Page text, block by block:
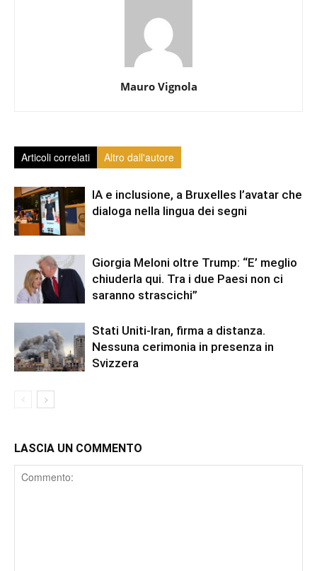
Mauro Vignola
Articoli correlati Altro dall'autore
IA e inclusione, a Bruxelles l’avatar che
dialoga nella lingua dei segni
Giorgia Meloni oltre Trump: “E’ meglio
chiuderla qui. Tra i due Paesi non ci
saranno strascichi”
Stati Uniti-Iran, firma a distanza.
Nessuna cerimonia in presenza in
Svizzera
LASCIA UN COMMENTO
Comment